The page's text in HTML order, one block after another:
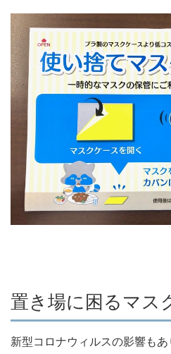
置き場に困るマス
新型コロナウィルスの影響も